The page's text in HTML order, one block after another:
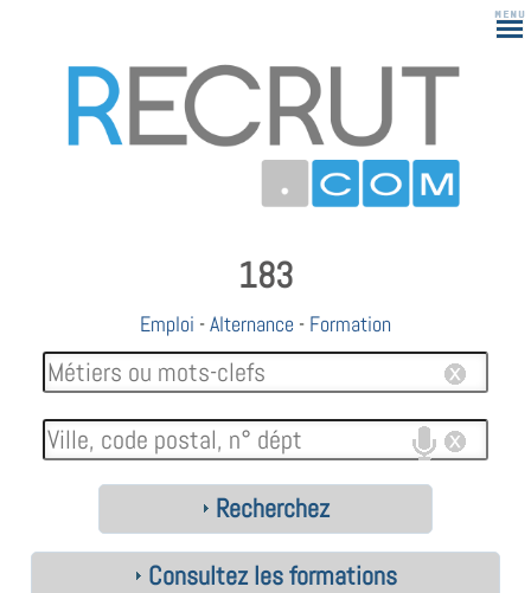
183
Emploi -Alternance - Formation
Recherchez
Consultez les formations